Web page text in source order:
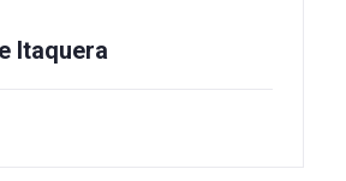
Itaquera